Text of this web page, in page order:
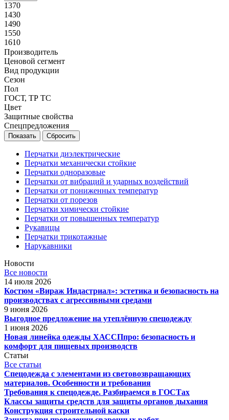
1370
1430
1490
1550
1610
Производитель
Ценовой сегмент
Вид продукции
Сезон
Пол
ГОСТ, ТР ТС
Цвет
Защитные свойства
Спецпредложения
Сбросить
Перчатки диэлектрические
Перчатки механически стойкие
Перчатки одноразовые
Перчатки от вибраций и ударных воздействий
Перчатки от пониженных температур
Перчатки от порезов
Перчатки химически стойкие
Перчатки от повышенных температур
Рукавицы
Перчатки трикотажные
Нарукавники
Новости
Все новости
14 июля 2026
Костюм «Вираж Индастриал»: эстетика и безопасность на
производствах с агрессивными средами
9 июня 2026
Выгодное предложение на утеплённую спецодежду
1 июня 2026
Новая линейка одежды ХАССПпро: безопасность и
комфорт для пищевых производств
Статьи
Все статьи
Спецодежда с элементами из световозвращающих
материалов. Особенности и требования
Требования к спецодежде. Разбираемся в ГОСТах
Классы защиты средств для защиты органов дыхания
Конструкция строительной каски